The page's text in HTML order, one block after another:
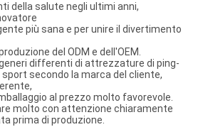
della salute negli ultimi anni,
più sana e per unire il divertimento
del ODM e dell'OEM.
differenti di attrezzature di ping-
secondo la marca del cliente,
al prezzo molto favorevole.
molto con attenzione chiaramente
prima di produzione.